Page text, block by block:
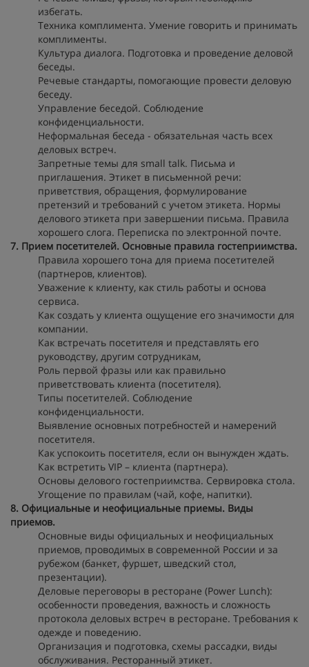
избегать.
Техника комплимента. Умение говорить и принимать
комплименты.
Культура диалога. Подготовка и проведение деловой
беседы.
Речевые стандарты, помогающие провести деловую
беседу.
Управление беседой. Соблюдение
конфиденциальности.
Неформальная беседа - обязательная часть всех
деловых встреч.
Запретные темы для small talk. Письма и
приглашения. Этикет в письменной речи:
приветствия, обращения, формулирование
претензий и требований с учетом этикета. Нормы
делового этикета при завершении письма. Правила
хорошего слога. Переписка по электронной почте.
7. Прием посетителей. Основные правила гостеприимства.
Правила хорошего тона для приема посетителей
(партнеров, клиентов).
Уважение к клиенту, как стиль работы и основа
сервиса.
Как создать у клиента ощущение его значимости для
компании.
Как встречать посетителя и представлять его
руководству, другим сотрудникам,
Роль первой фразы или как правильно
приветствовать клиента (посетителя).
Типы посетителей. Соблюдение
конфиденциальности.
Выявление основных потребностей и намерений
посетителя.
Как успокоить посетителя, если он вынужден ждать.
Как встретить VIP – клиента (партнера).
Основы делового гостеприимства. Сервировка стола.
Угощение по правилам (чай, кофе, напитки).
8. Официальные и неофициальные приемы. Виды
приемов.
Основные виды официальных и неофициальных
приемов, проводимых в современной России и за
рубежом (банкет, фуршет, шведский стол,
презентации).
Деловые переговоры в ресторане (Power Lunch):
особенности проведения, важность и сложность
протокола деловых встреч в ресторане. Требования к
одежде и поведению.
Организация и подготовка, схемы рассадки, виды
обслуживания. Ресторанный этикет.